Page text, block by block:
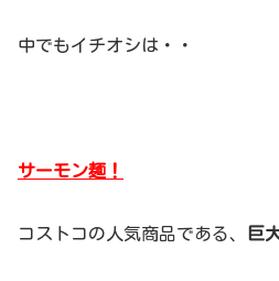
中でもイチオシは・・
サーモン麺！
コストコの人気商品である、 巨